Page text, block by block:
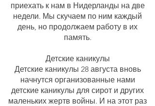
приехать к нам в Нидерланды на две
недели. Мы скучаем по ним каждый
день, но продолжаем работу в их
память.
​Детские каникулы
Детские каникулы 28 августа вновь
начнутся организованные нами
детские каникулы для сирот и других
маленьких жертв войны. И на этот раз